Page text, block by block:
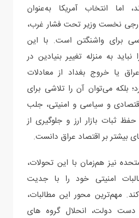
اما انتخاب آمریکا به‌عنوان
نخست وزیر تحت فشار غرب،
برای واشنگتن است. با این
به منزله تغییر بنیادین در
یا خروج بغداد از معادلات
بلکه می‌توان آن را تلاشی برای
و سیاسی و امنیتی، جلب
ثبات بازار ارز و جلوگیری از
بیشتر بر اقتصاد عراق دانست.
نیز هم‌زمان با این تحولات،
امنیتی خود را با جدیت
مهم‌ترین محور این مطالبات،
دست دولت، انحلال گروه های